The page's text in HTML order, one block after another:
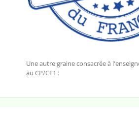
Une autre graine consacrée à
au CP/CE1 :